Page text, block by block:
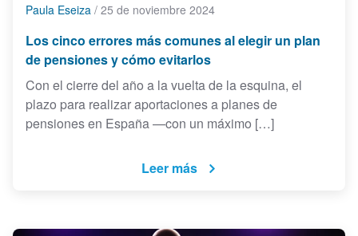
Paula Eseiza / 25 de noviembre 2024
Los cinco errores más comunes al elegir un plan
de pensiones y cómo evitarlos
Con el cierre del año a la vuelta de la esquina, el
plazo para realizar aportaciones a planes de
pensiones en España —con un máximo […]
Leer más